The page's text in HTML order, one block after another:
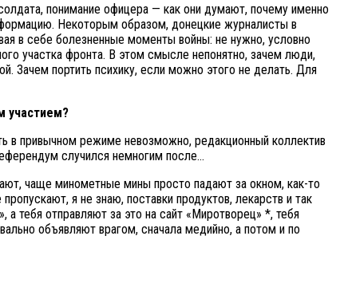
понимание офицера — как они думают, почему именно
Некоторым образом, донецкие журналисты в
в себе болезненные моменты войны: не нужно, условно
участка фронта. В этом смысле непонятно, зачем люди,
Зачем портить психику, если можно этого не делать. Для
участием?
в привычном режиме невозможно, редакционный коллектив
случился немногим после…
чаще минометные мины просто падают за окном, как-то
я не знаю, поставки продуктов, лекарств и так
тебя отправляют за это на сайт «Миротворец» *, тебя
объявляют врагом, сначала медийно, а потом и по